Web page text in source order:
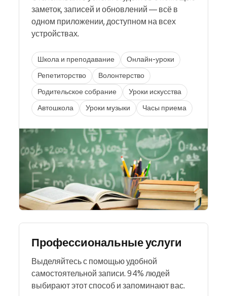
заметок, записей и обновлений — всё в
одном приложении, доступном на всех
устройствах.
Школа и преподавание
Онлайн-уроки
Репетиторство
Волонтерство
Родительское собрание
Уроки искусства
Автошкола
Уроки музыки Часы приема
Профессиональные услуги
Выделяйтесь с помощью удобной
самостоятельной записи. 94% людей
выбирают этот способ и запоминают вас.